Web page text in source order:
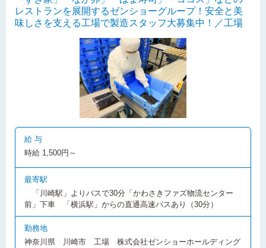
レストランを展開するゼンショーグループ！安全と美
味しさを支える工場で製造スタッフ大募集中！／工場
給 与
時給 1,500円～
最寄駅
「川崎駅」よりバスで30分「かわさきファズ物流センター
前」下車 「横浜駅」からの直通高速バスあり（30分）
勤務地
神奈川県 川崎市 工場 株式会社ゼンショーホールディング